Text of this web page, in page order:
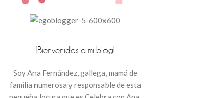
¡Bienvenidos a mi blog!
Soy Ana Fernández, gallega, mamá de
familia numerosa y responsable de esta